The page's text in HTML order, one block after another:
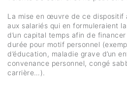
La mise en œuvre de ce dispositif
aux salariés qui en formuleraient
d’un capital temps afin de
durée pour motif personnel
d’éducation, maladie grave d’un
convenance personnel, congé
carrière…).